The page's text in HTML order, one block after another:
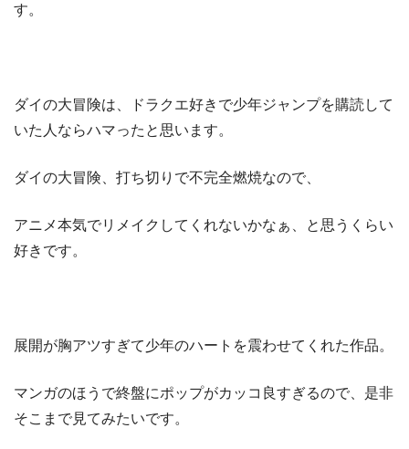
す。
ダイの大冒険は、ドラクエ好きで少年ジャンプを購読して
いた人ならハマったと思います。
ダイの大冒険、打ち切りで不完全燃焼なので、
アニメ本気でリメイクしてくれないかなぁ、と思うくらい
好きです。
展開が胸アツすぎて少年のハートを震わせてくれた作品。
マンガのほうで終盤にポップがカッコ良すぎるので、是非
そこまで見てみたいです。